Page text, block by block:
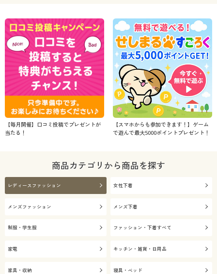
【毎月開催】口コミ投稿でプレゼントが
当たる！
【スマホからも参加できます！】ゲーム
で遊んで最大5000ポイントプレゼント！
商品カテゴリから商品を探す
レディースファッション 女性下着
メンズファッション メンズ下着
制服・学生服 ファッション・下着すべて
家電 キッチン・雑貨・日用品
家具・収納 寝具・ベッド